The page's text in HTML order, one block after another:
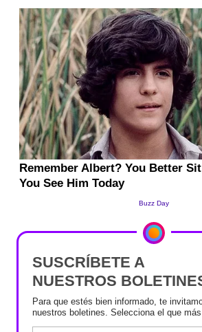
SUSCRÍBETE A
NUESTROS
Para que estés bien informado, te
nuestros boletines. Selecciona el que